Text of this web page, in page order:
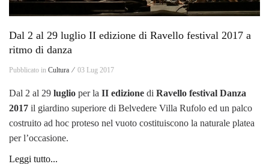
Dal 2 al 29 luglio II edizione di Ravello festival 2017 a
ritmo di danza
Pubblicato in Cultura ⁄ 03 Lug 2017
Dal 2 al 29 luglio per la II edizione di Ravello festival Danza
2017 il giardino superiore di Belvedere Villa Rufolo ed un palco
costruito ad hoc proteso nel vuoto costituiscono la naturale platea
per l’occasione.
Leggi tutto...